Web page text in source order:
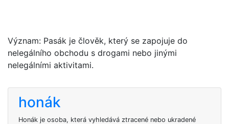
Význam: Pasák je člověk, který se zapojuje do
nelegálního obchodu s drogami nebo jinými
nelegálními aktivitami.
honák
Honák je osoba, která vyhledává ztracené nebo ukradené